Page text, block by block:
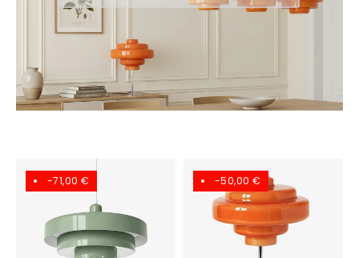
-71,00 € -50,00 €